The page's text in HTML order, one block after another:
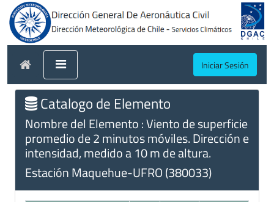
Iniciar Sesión
Catalogo de Elemento
Nombre del Elemento : Viento de superficie
promedio de 2 minutos móviles. Dirección e
intensidad, medido a 10 m de altura.
Estación Maquehue-UFRO (380033)